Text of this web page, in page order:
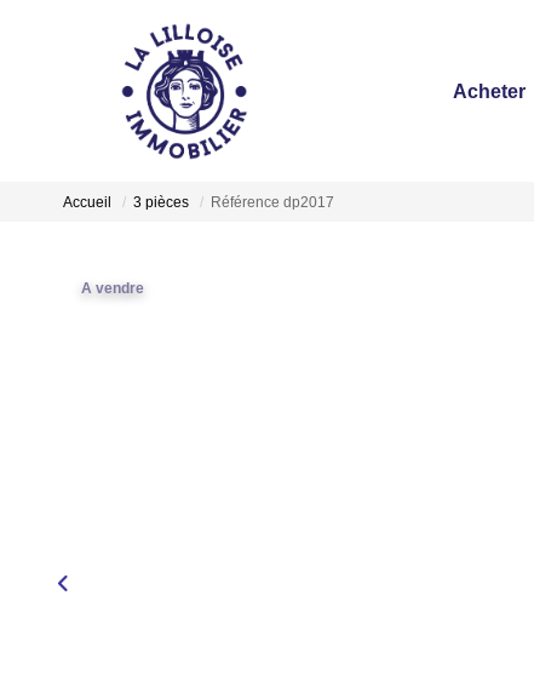
Acheter
Accueil 3 pièces Référence dp2017
A vendre